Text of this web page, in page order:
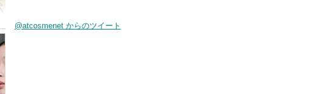
@atcosmenet からのツイート